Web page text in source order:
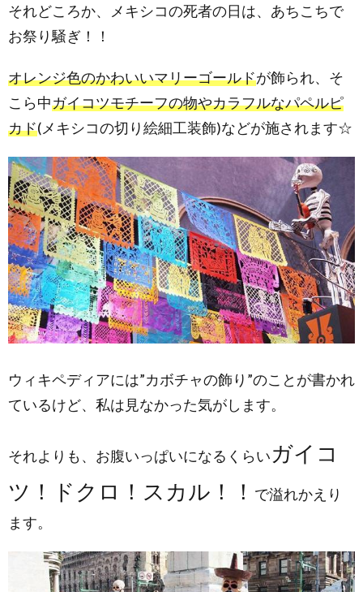
それどころか、メキシコの死者の日は、あちこちで
お祭り騒ぎ！！
オレンジ色のかわいいマリーゴールドが飾られ、そ
こら中ガイコツモチーフの物やカラフルなパペルピ
カド(メキシコの切り絵細工装飾)などが施されます☆
ウィキペディアには”カボチャの飾り”のことが書かれ
ているけど、私は見なかった気がします。
それよりも、お腹いっぱいになるくらいガイコ
ツ！ドクロ！スカル！！ で溢れかえり
ます。